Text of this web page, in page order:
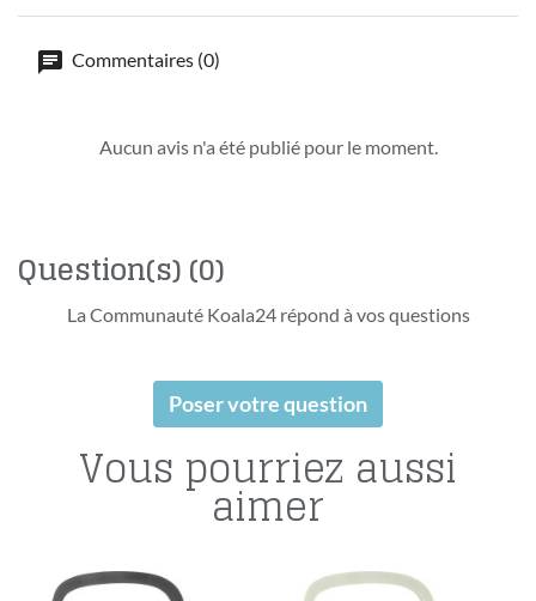
Commentaires (0)
Aucun avis n'a été publié pour le moment.
Question(s)(0)
La Communauté Koala24 répond à vos questions
Poser votre question
Vous pourriez aussi
aimer